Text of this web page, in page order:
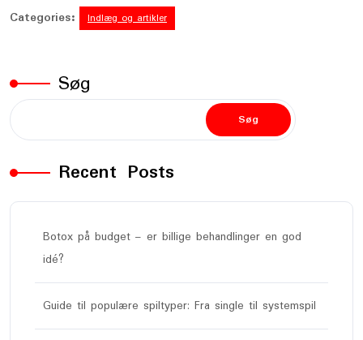
Categories:
Indlæg og artikler
Søg
Søg
Recent Posts
Botox på budget – er billige behandlinger en god
idé?
Guide til populære spiltyper: Fra single til systemspil